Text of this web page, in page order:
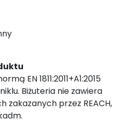
EN 1811:2011+A1:2015
Biżuteria nie zawiera
zakazanych przez REACH,